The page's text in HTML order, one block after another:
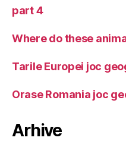
part 4
Where do these
Tarile Europei joc
Orase Romania joc
Arhive